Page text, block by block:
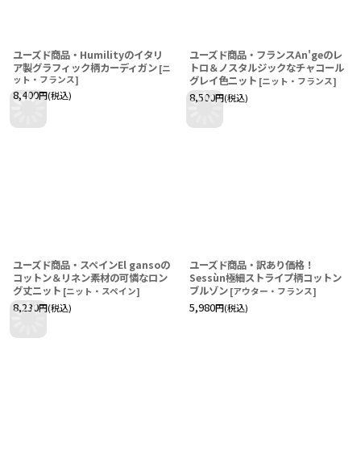
ユーズド商品・Humilityのイタリ
ア製グラフィック柄カーディガン [ニ
ット・フランス]
8,400円(税込)
ユーズド商品・フランスAn'geのレ
トロ＆ノスタルジックなチャコール
グレイ色ニット [ニット・フランス]
8,500円(税込)
ユーズド商品・スペインEl gansoの
コットン＆リネン素材の可憐なロン
グ丈ニット [ニット・スペイン]
8,230円(税込)
ユーズド商品・訳あり価格！
Sessùn極細ストライプ柄コットン
ブルゾン [アウター・フランス]
5,980円(税込)